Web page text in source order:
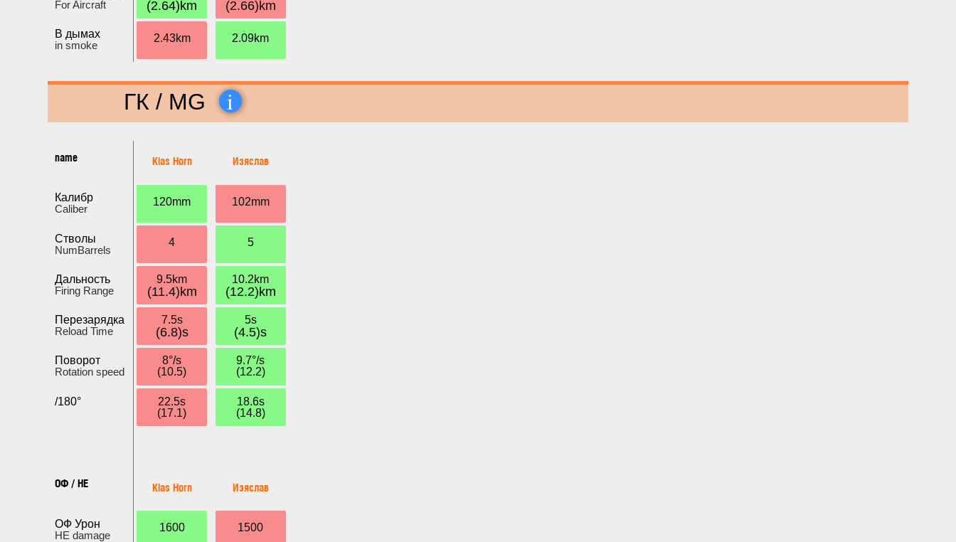
For Aircraft
В дымах
in smoke
(2.64)km
2.43km
(2.66)km
2.09km
ГК / MG i
name
Калибр
Caliber
Стволы
NumBarrels
Дальность
Firing Range
Перезарядка
Reload Time
Поворот
Rotation speed
/180°
ОФ / HE
ОФ Урон
HE damage
Klas Horn
120mm
4
9.5km
(11.4)km
7.5s
(6.8)s
8°/s
(10.5)
22.5s
(17.1)
Klas Horn
1600
Изяслав
102mm
5
10.2km
(12.2)km
5s
(4.5)s
9.7°/s
(12.2)
18.6s
(14.8)
Изяслав
1500